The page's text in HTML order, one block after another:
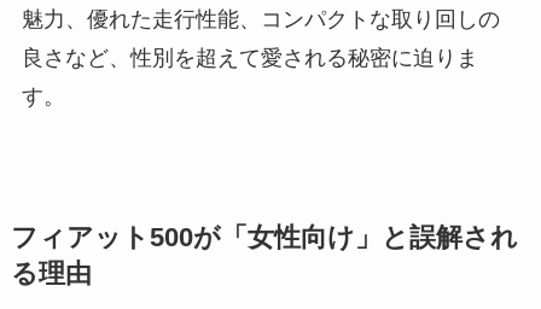
魅力、優れた走行性能、コンパクトな取り回しの
良さなど、性別を超えて愛される秘密に迫りま
す。
フィアット500が「女性向け」と誤解され
る理由